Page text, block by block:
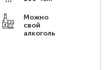
Можно
свой
алкоголь